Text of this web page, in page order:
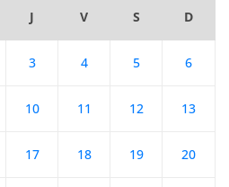
J V S D
3 4 5 6
10 11 12 13
17 18 19 20